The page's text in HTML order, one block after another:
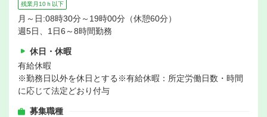
残業月10ｈ以下
月～日:08時30分～19時00分（休憩60分）
週5日、1日6～8時間勤務
休日・休暇
有給休暇
※勤務日以外を休日とする※有給休暇：所定労働日数・時間
に応じて法定どおり付与
募集職種